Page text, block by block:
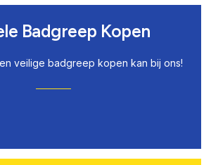
Badgreep Kopen
veilige badgreep kopen kan bij ons!